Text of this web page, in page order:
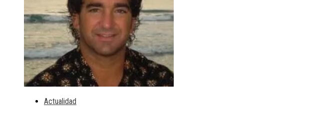
Actualidad